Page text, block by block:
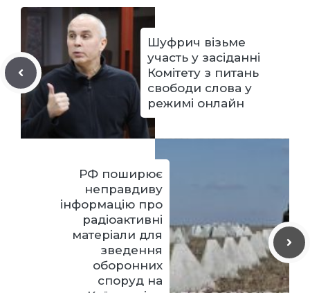
Шуфрич візьме
участь у засіданні
Комітету з питань
свободи слова у
режимі онлайн
РФ поширює
неправдиву
інформацію про
радіоактивні
матеріали для
зведення
оборонних
споруд на